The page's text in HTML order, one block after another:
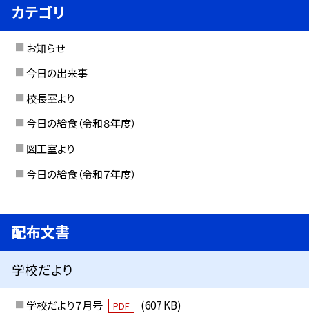
カテゴリ
お知らせ
今日の出来事
校長室より
今日の給食（令和８年度）
図工室より
今日の給食（令和７年度）
配布文書
学校だより
学校だより７月号 PDF
(607 KB)